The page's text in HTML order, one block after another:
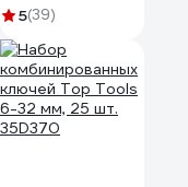
26 предметов
5(39)